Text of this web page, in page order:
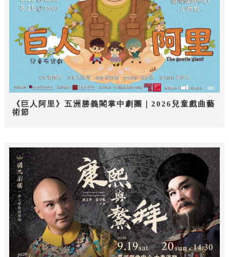
《巨人阿里》五洲勝義閣掌中劇團｜2026兒童戲曲藝
術節